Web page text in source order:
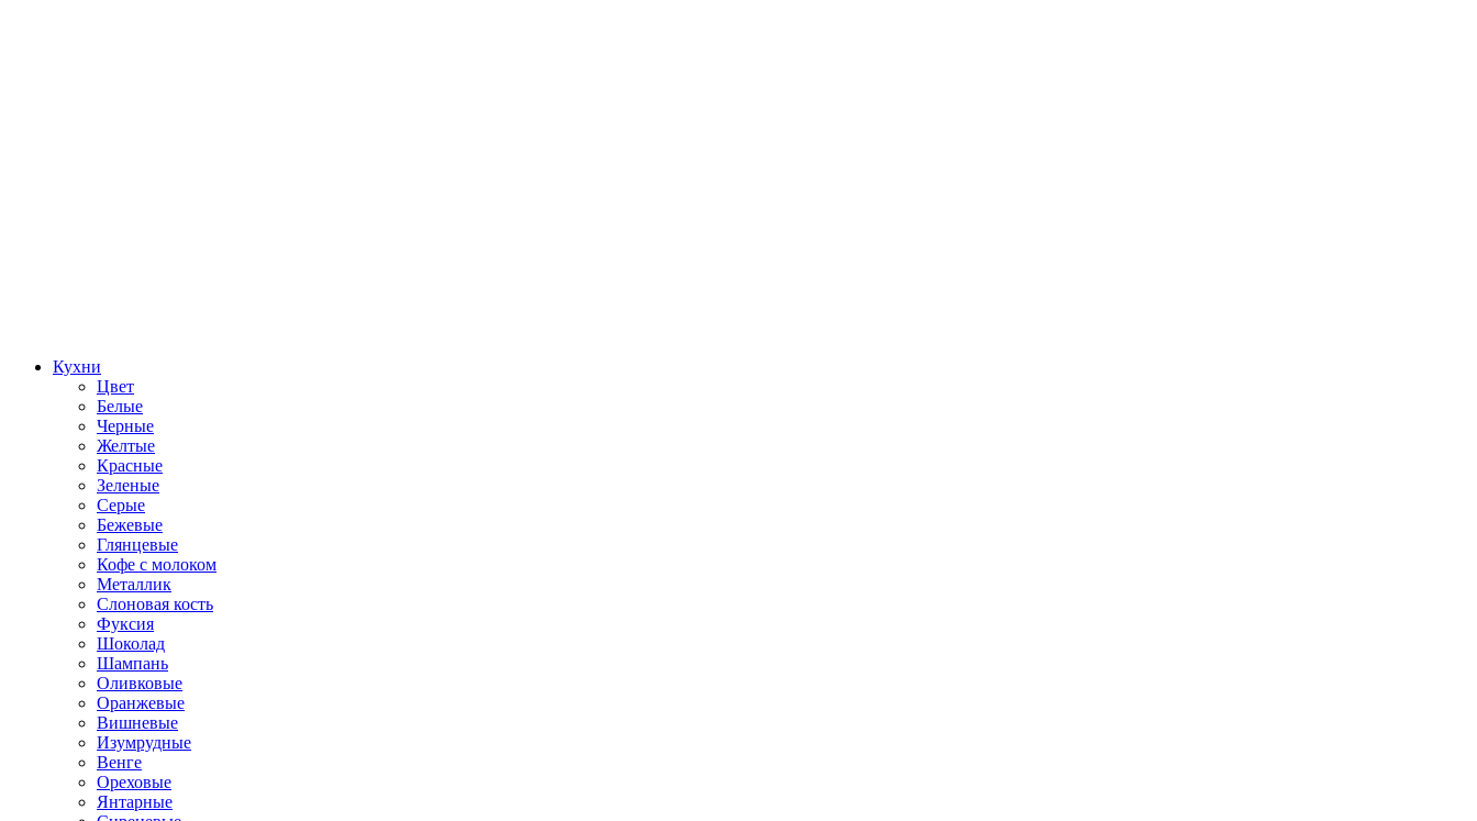
Кухни
Цвет
Белые
Черные
Желтые
Красные
Зеленые
Серые
Бежевые
Глянцевые
Кофе с молоком
Металлик
Слоновая кость
Фуксия
Шоколад
Шампань
Оливковые
Оранжевые
Вишневые
Изумрудные
Венге
Ореховые
Янтарные